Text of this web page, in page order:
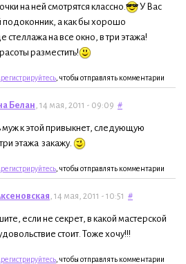
на ней смотрятся классно.
У Вас
а как бы хорошо
стеллажа на все окно, в три этажа!
разместить!
, чтобы отправлять комментарии
Белан, 14 мая, 2011 - 09:09 #
муж к этой привыкнет, следующую
этажа закажу.
, чтобы отправлять комментарии
, 14 мая, 2011 - 10:51 #
если не секрет, в какой мастерской
стоит. Тоже хочу!!!
, чтобы отправлять комментарии